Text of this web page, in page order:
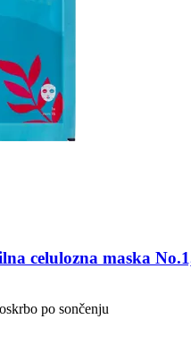
celulozna maska
po sončenju